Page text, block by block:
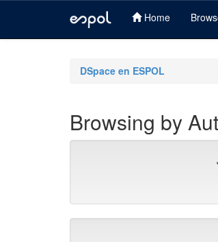
Home
DSpace en ESPOL
Browsing by